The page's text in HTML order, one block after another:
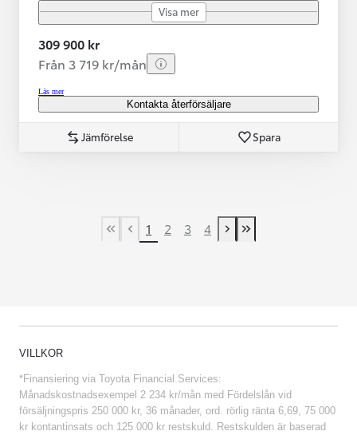
Visa mer
309 900 kr
Från 3 719 kr/mån
Läs mer
Kontakta återförsäljare
Jämförelse Spara
First Page
Previous page
1 2 3 4
Next page
Last Page
VILLKOR
*Finansiering via Toyota Financial Services:
Månadskostnadsexempel 2 234 kr/mån med Fördelslån vid
försäljningspris 250 000 kr, 36 månader, ord. rörlig ränta 6,69, 75 000
kr kontantinsats och 125 000 kr restskuld. Restskulden är baserad